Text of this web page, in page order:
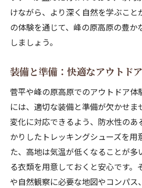
けながら、より深く自然を学ぶこと
の体験を通じて、峰の原高原の豊か
しましょう。
装備と準備：快適なアウトド
菅平や峰の原高原でのアウトドア体
には、適切な装備と準備が欠かせま
変化に対応できるよう、防水性のあ
かりしたトレッキングシューズを用
た、高地は気温が低くなることが多
る衣類を用意しておくと安心です。
や自然観察に必要な地図やコンパス